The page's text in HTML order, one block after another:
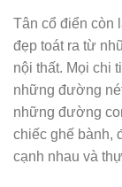
Tân cổ điển còn
đẹp toát ra từ
nội thất. Mọi chi
những đường
những đường
chiếc ghế bành,
cạnh nhau và